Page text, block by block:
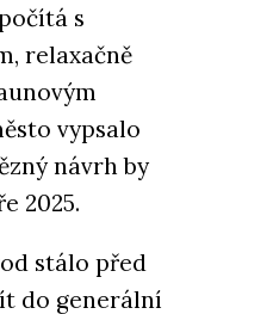
s
relaxačně
vypsalo
návrh by
2025.
stálo před
do generální